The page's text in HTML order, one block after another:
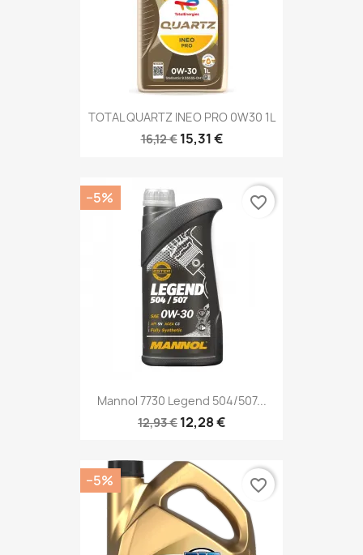
TOTAL QUARTZ INEO PRO 0W30 1L
16,12 € 15,31 €
Mannol 7730 Legend 504/507...
12,93 € 12,28 €
−5% favorite_border
−5% favorite_border